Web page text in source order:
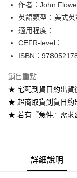
運送方式
付款後全家取貨
7-11取貨付款
每筆NT$60
宅配-台灣本島
每筆NT$100
作者：John
英語類型：美式英
適用程度：
CEFR-level：
ISBN：
銷售重點
★ 宅配到貨日約出貨
★ 超商取貨到貨日約
★ 若有『急件』需求
詳細說明